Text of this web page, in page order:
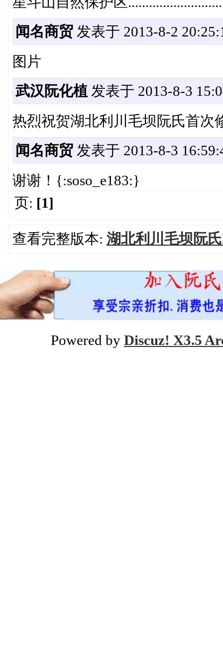
闻名商贸发表于 2013-8-2
图片
武汉阮化植 发表于 2013-8-3
热烈祝贺湖北利川毛坝阮氏首次
闻名商贸发表于 2013-8-3
谢谢！{:soso_e183:}
页: [1]
查看完整版本: 湖北利川毛坝阮
Powered by Discuz! X3.5